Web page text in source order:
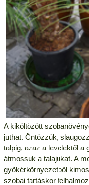
A kiköltözött
juthat. Öntözzük,
talpig, azaz a levelektől a
átmossuk a talajukat. A
gyökérkörnyezetből
szobai tartáskor